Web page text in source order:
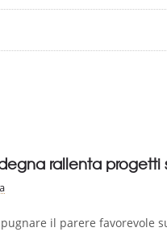
rallenta
il parere favorevole